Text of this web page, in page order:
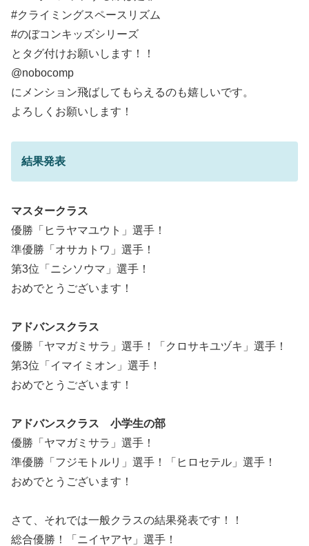
#クライミングスペースリズム
#のぼコンキッズシリーズ
とタグ付けお願いします！！
@nobocomp
にメンション飛ばしてもらえるのも嬉しいです。
よろしくお願いします！
結果発表
マスタークラス
優勝「ヒラヤマユウト」選手！
準優勝「オサカトワ」選手！
第3位「ニシソウマ」選手！
おめでとうございます！
アドバンスクラス
優勝「ヤマガミサラ」選手！「クロサキユヅキ」選手！
第3位「イマイミオン」選手！
おめでとうございます！
アドバンスクラス 小学生の部
優勝「ヤマガミサラ」選手！
準優勝「フジモトルリ」選手！「ヒロセテル」選手！
おめでとうございます！
さて、それでは一般クラスの結果発表です！！
総合優勝！「ニイヤアヤ」選手！